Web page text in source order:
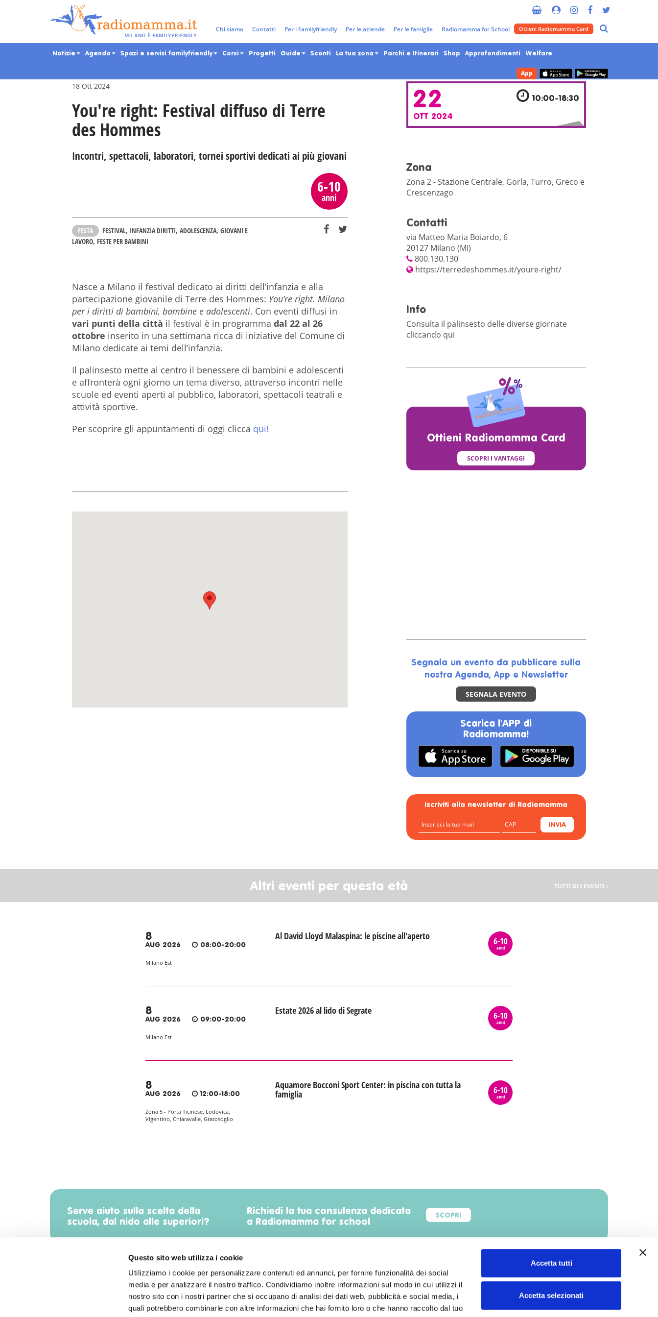
Questo sito web utilizza i cookie
Utilizziamo i cookie per personalizzare contenuti ed annunci, per fornire funzionalità dei social
media e per analizzare il nostro traffico. Condividiamo inoltre informazioni sul modo in cui utilizzi il
nostro sito con i nostri partner che si occupano di analisi dei dati web, pubblicità e social media, i
quali potrebbero combinarle con altre informazioni che hai fornito loro o che hanno raccolto dal tuo
Accetta tutti
Accetta selezionati
Chi siamo Contatti Per i Familyfriendly Per le aziende Per le famiglie Radiomamma for School Ottieni Radiomamma Card
Notizie Agenda Spazi e servizi familyfriendly Corsi Progetti Guide Sconti La tua zona Parchi e Itinerari Shop Approfondimenti Welfare
App
Eventi per bambini, ragazzi e adolescenti nella Città Metropolitana di Milano
18 Ott 2024
You're right: Festival diffuso di Terre
des Hommes
Incontri, spettacoli, laboratori, tornei sportivi dedicati ai più giovani
6-10
anni
FESTA FESTIVAL INFANZIA DIRITTI ADOLESCENZA GIOVANI E
LAVORO FESTE PER BAMBINI
Nasce a Milano il festival dedicato ai diritti dell’infanzia e alla
partecipazione giovanile di Terre des Hommes: You’re right. Milano
per i diritti di bambini, bambine e adolescenti. Con eventi diffusi in
vari punti della città il festival è in programma dal 22 al 26
ottobre inserito in una settimana ricca di iniziative del Comune di
Milano dedicate ai temi dell’infanzia.
Il palinsesto mette al centro il benessere di bambini e adolescenti
e affronterà ogni giorno un tema diverso, attraverso incontri nelle
scuole ed eventi aperti al pubblico, laboratori, spettacoli teatrali e
attività sportive.
Per scoprire gli appuntamenti di oggi clicca qui!
22
OTT 2024
10:00-18:30
Zona
Zona 2 - Stazione Centrale, Gorla, Turro, Greco e
Crescenzago
Contatti
via Matteo Maria Boiardo, 6
20127 Milano (MI)
800.130.130
https://terredeshommes.it/youre-right/
Info
Consulta il palinsesto delle diverse giornate
cliccando qui
Ottieni Radiomamma Card
SCOPRI I VANTAGGI
Segnala un evento da pubblicare sulla
nostra Agenda, App e Newsletter
SEGNALA EVENTO
Scarica l'APP di
Radiomamma!
Iscriviti alla newsletter di Radiomamma
INVIA
Altri eventi per questa età TUTTI GLI EVENTI
8
AUG 2026 08:00-20:00
Milano Est
Al David Lloyd Malaspina: le piscine all'aperto 6-10
anni
8
AUG 2026 09:00-20:00
Milano Est
Estate 2026 al lido di Segrate 6-10
anni
8
AUG 2026 12:00-18:00
Zona 5 - Porta Ticinese, Lodovica,
Vigentino, Chiaravalle, Gratosoglio
Aquamore Bocconi Sport Center: in piscina con tutta la
famiglia 6-10
anni
Serve aiuto sulla scelta della
scuola, dal nido alle superiori?
Richiedi la tua consulenza dedicata
a Radiomamma for school
SCOPRI
Scarica l'app di Radiomamma!
Trova luoghi, servizi, sconti, eventi
familyfriendly a Milano!